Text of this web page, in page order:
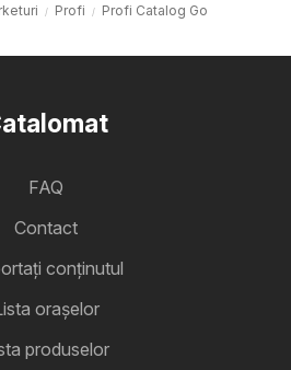
Profi Profi Catalog Go
FAQ
Contact
conținutul
oraşelor
produselor